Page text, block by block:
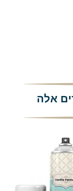
אלה